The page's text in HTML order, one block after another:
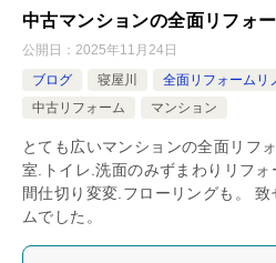
中古マンションの全面リフォ
公開日： 2025年11月24日
ブログ
寝屋川
全面リフォームリ
中古リフォーム
マンション
とても広いマンションの全面リフ
室.トイレ.洗面のみずまわりリフ
間仕切り変変.フローリングも。
ムでした。